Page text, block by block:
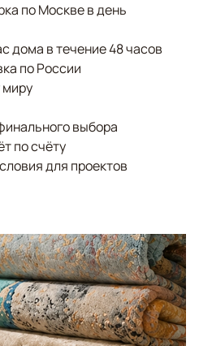
по Москве в день
дома в течение 48 часов
по России
миру
выбора
по счёту
для проектов